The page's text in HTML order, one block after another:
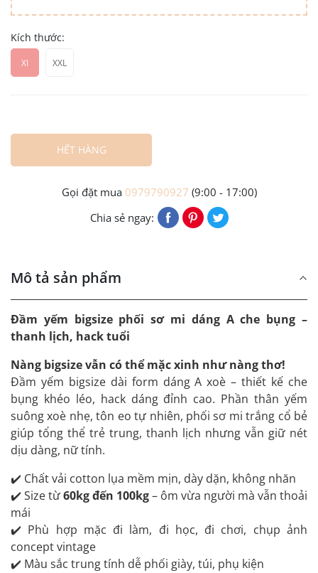
Kích thước:
Xl XXL
HẾT HÀNG
Gọi đặt mua 0979790927 (9:00 - 17:00)
Chia sẻ ngay:
Mô tả sản phẩm
Đầm yếm bigsize phối sơ mi dáng A che bụng –
thanh lịch, hack tuổi
Nàng bigsize vẫn có thể mặc xinh như nàng thơ!
Đầm yếm bigsize dài form dáng A xoè – thiết kế che
bụng khéo léo, hack dáng đỉnh cao. Phần thân yếm
suông xoè nhẹ, tôn eo tự nhiên, phối sơ mi trắng cổ bẻ
giúp tổng thể trẻ trung, thanh lịch nhưng vẫn giữ nét
dịu dàng, nữ tính.
✔️ Chất vải cotton lụa mềm mịn, dày dặn, không nhăn
✔️ Size từ60kg đến 100kg– ôm vừa người mà vẫn thoải
mái
✔️ Phù hợp mặc đi làm, đi học, đi chơi, chụp ảnh
concept vintage
✔️ Màu sắc trung tính dễ phối giày, túi, phụ kiện